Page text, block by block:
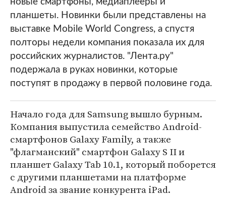
планшеты. Новинки были представлены на
выставке Mobile World Congress, а спустя
полторы недели компания показала их для
российских журналистов. "Лента.ру"
подержала в руках новинки, которые
поступят в продажу в первой половине года.
Начало года для Samsung вышло бурным.
Компания выпустила семейство Android-
смартфонов Galaxy Family, а также
"флагманский" смартфон Galaxy S II и
планшет Galaxy Tab 10.1, который поборется
с другими планшетами на платформе
Android за звание конкурента iPad.